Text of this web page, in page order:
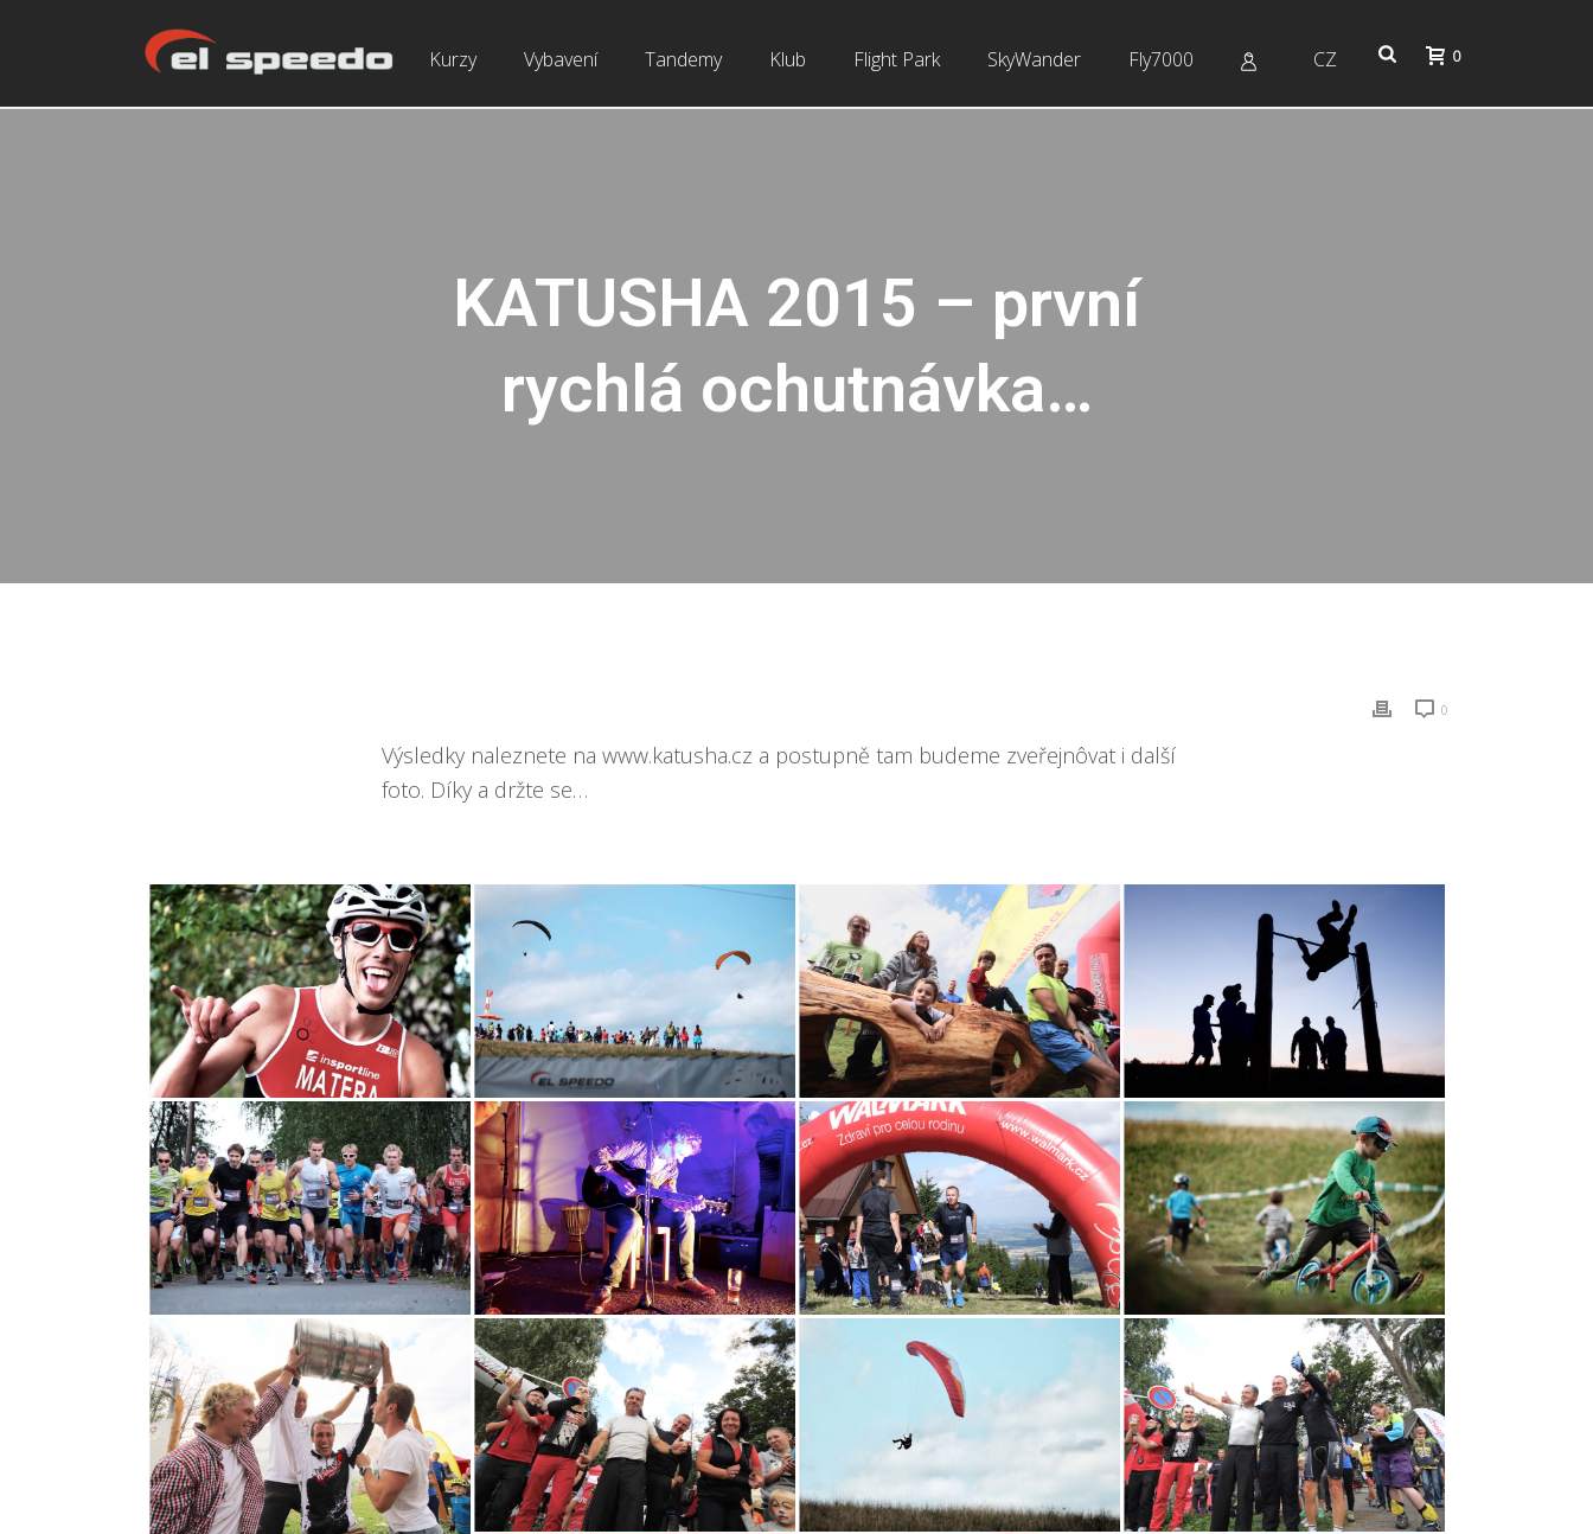
Kurzy Vybavení Tandemy Klub Flight Park SkyWander Fly7000 CZ 0
KATUSHA 2015 – první
rychlá ochutnávka…
0
Výsledky naleznete na www.katusha.cz a postupně tam budeme zveřejnôvat i další
foto. Díky a držte se…